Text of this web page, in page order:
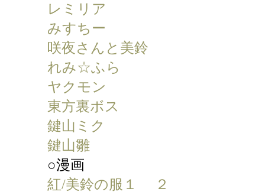
レミリア
みすちー
咲夜さんと美鈴
れみ☆ふら
ヤクモン
東方裏ボス
鍵山ミク
鍵山雛
○漫画
紅/美鈴の服１
２